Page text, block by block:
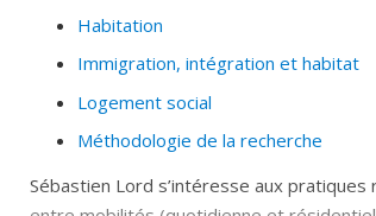
Habitation
Immigration, intégration et habitat
Logement social
Méthodologie de la recherche
Sébastien Lord s’intéresse aux